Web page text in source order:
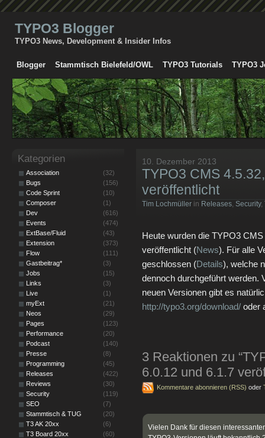
TYPO3 Blogger
TYPO3 News, Development & Insider Infos
Blogger Stammtisch Bielefeld/OWL TYPO3 Tutorials TYPO3
10. Dezember 2013
TYPO3 CMS
veröffentlicht
Tim Lochmüller in Releases, Security,
Heute wurden die TYPO3
veröffentlicht (News). Für alle
geschlossen (Details), welche
dennoch durchgeführt werden.
neuen Versionen gibt es
http://typo3.org/download/ oder
3 Reaktionen zu
6.0.12 und 6.1.7
Kommentare abonnieren (RSS) oder
Vielen Dank für diesen
Kategorien
Association
(32)
Bugs
(156)
Code Sprint
(10)
Composer
(1)
Dev
(616)
Events
(474)
ExtBase/Fluid
(43)
Extension
(373)
Flow
(111)
Gastbeitrag*
(3)
Jobs
(15)
Links
(3)
Live
(1)
myExt
(21)
Neos
(29)
Pages
(123)
Performance
(20)
Podcast
(140)
Presse
(8)
Programming
(45)
Releases
(422)
Reviews
(30)
Security
(119)
SEO
(7)
Stammtisch & TUG
(20)
T3 AK 20xx
(6)
T3 Board 20xx
(60)